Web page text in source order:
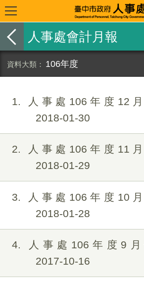
人事處會計月報
106年度
1
人事處106年度12
2018-01-30
2
人事處106年度11
2018-01-29
3
人事處106年度10
2018-01-28
4
人事處106年度9
2017-10-16